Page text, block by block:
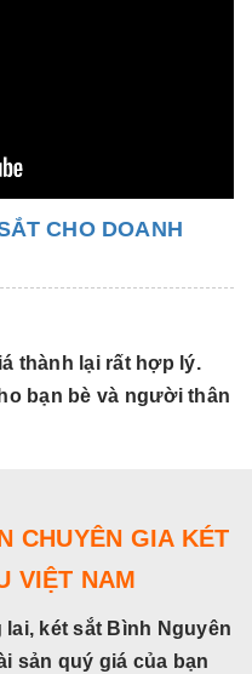
CHO DOANH
thành lại rất hợp lý.
bạn bè và người thân
CHUYÊN GIA KÉT
VIỆT NAM
két sắt Bình Nguyên
sản quý giá của bạn